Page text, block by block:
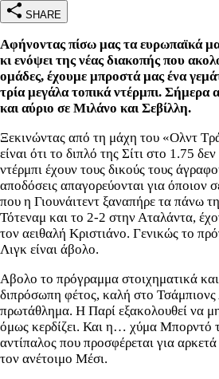
SHARE
Αφήνοντας πίσω μας τα ευρωπαϊκά
κι ενόψει της νέας διακοπής που
ομάδες, έχουμε μπροστά μας ένα
τρία μεγάλα τοπικά ντέρμπι.
και αύριο σε Μιλάνο και Σεβίλλη.
Ξεκινώντας από τη μάχη του «Ολντ
είναι ότι το διπλό της Σίτι στο 1.75
ντέρμπι έχουν τους δικούς τους
αποδόσεις απαγορεύονται για όποιον
που η Γιουνάιτεντ ξαναπήρε τα πάνω
Τότεναμ και το 2-2 στην Αταλάντα,
τον αειθαλή Κριστιάνο. Γενικώς το
Λιγκ είναι άβολο.
Αβολο το πρόγραμμα στοιχηματικά
διπρόσωπη φέτος, καλή στο
πρωτάθλημα. Η Παρί εξακολουθεί να
όμως κερδίζει. Και η… χύμα Μπορντό
αντίπαλος που προσφέρεται για
τον ανέτοιμο Μέσι.